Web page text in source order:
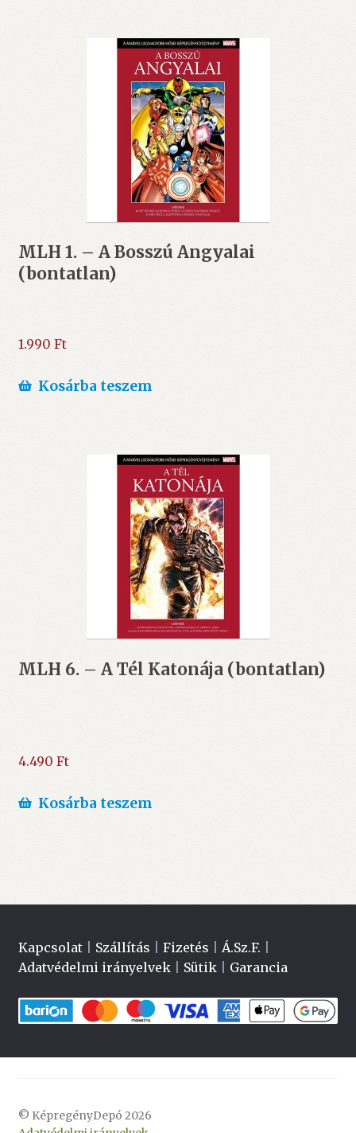
MLH 1. – A Bosszú Angyalai
(bontatlan)
1.990 Ft
Kosárba teszem
MLH 6. – A Tél Katonája (bontatlan)
4.490 Ft
Kosárba teszem
Kapcsolat| Szállítás Fizetés Á.Sz.F.
Adatvédelmi irányelvek| Sütik| Garancia
© KépregényDepó 2026